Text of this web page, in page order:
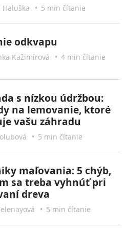
• 5 min čítanie
odkvapu
Kažimírová • 4 min čítanie
s nízkou údržbou:
na lemovanie, ktoré
vašu záhradu
• 5 min čítanie
maľovania: 5 chýb,
sa treba vyhnúť pri
dreva
• 5 min čítanie